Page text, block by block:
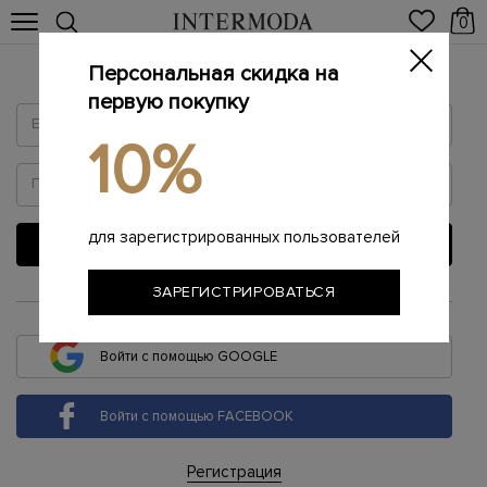
0
Войти
ВОЙТИ
или
Войти с помощью GOOGLE
Войти с помощью FACEBOOK
Регистрация
Персональная скидка на
первую покупку
10%
для зарегистрированных пользователей
ЗАРЕГИСТРИРОВАТЬСЯ